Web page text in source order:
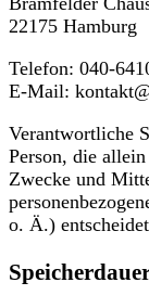
22175 Hamburg
Telefon: 040-
E-Mail:
Verantwortliche
Person, die
Zwecke und
o. Ä.)